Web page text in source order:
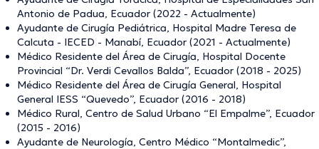
Antonio de Padua, Ecuador (2022 - Actualmente)
Ayudante de Cirugía Pediátrica, Hospital Madre Teresa de
Calcuta - IECED - Manabí, Ecuador (2021 - Actualmente)
Médico Residente del Área de Cirugía, Hospital Docente
Provincial “Dr. Verdi Cevallos Balda”, Ecuador (2018 - 2025)
Médico Residente del Área de Cirugía General, Hospital
General IESS “Quevedo”, Ecuador (2016 - 2018)
Médico Rural, Centro de Salud Urbano “El Empalme”, Ecuador
(2015 - 2016)
Ayudante de Neurología, Centro Médico “Montalmedic”,